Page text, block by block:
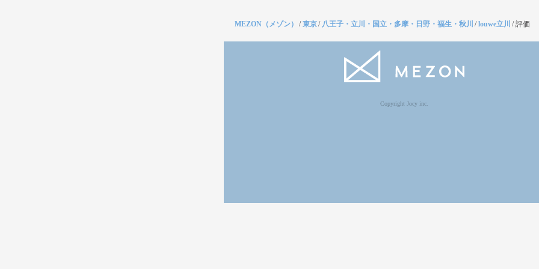
MEZON（メゾン） /東京/ 八王子・立川・国立・多摩・日野・福生・秋川 /louwe立川 /評価
Copyright Jocy inc.